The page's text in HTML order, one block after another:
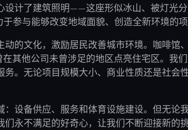
设计了建筑照明——这座形似冰山、被灯光
参与能够改变地域面貌、创造全新环境的项
的文化，激励居民改善城市环境。咖啡馆
其他公司未曾涉足的地区点亮住宅区。我
务。无论项目规模大小、商业性质还是社
设备供应、服务和体育设施建设。但无论我
永不满足的好奇心，让我们不断迎接新的